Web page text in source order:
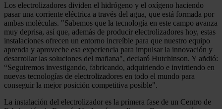
Los electrolizadores dividen el hidrógeno y el oxígeno haciendo
pasar una corriente eléctrica a través del agua, que está formada por
ambas moléculas. "Sabemos que la tecnología en este campo avanza
muy deprisa, así que, además de producir electrolizadores hoy, estas
instalaciones ofrecen un entorno increíble para que nuestro equipo
aprenda y aproveche esa experiencia para impulsar la innovación y
desarrollar las soluciones del mañana", declaró Hutchinson. Y añdió:
“Seguiremos investigando, fabricando, adquiriendo e invirtiendo en
nuevas tecnologías de electrolizadores en todo el mundo para
conseguir la mejor posición competitiva posible".
La instalación del electrolizador es la primera fase de un Centro de